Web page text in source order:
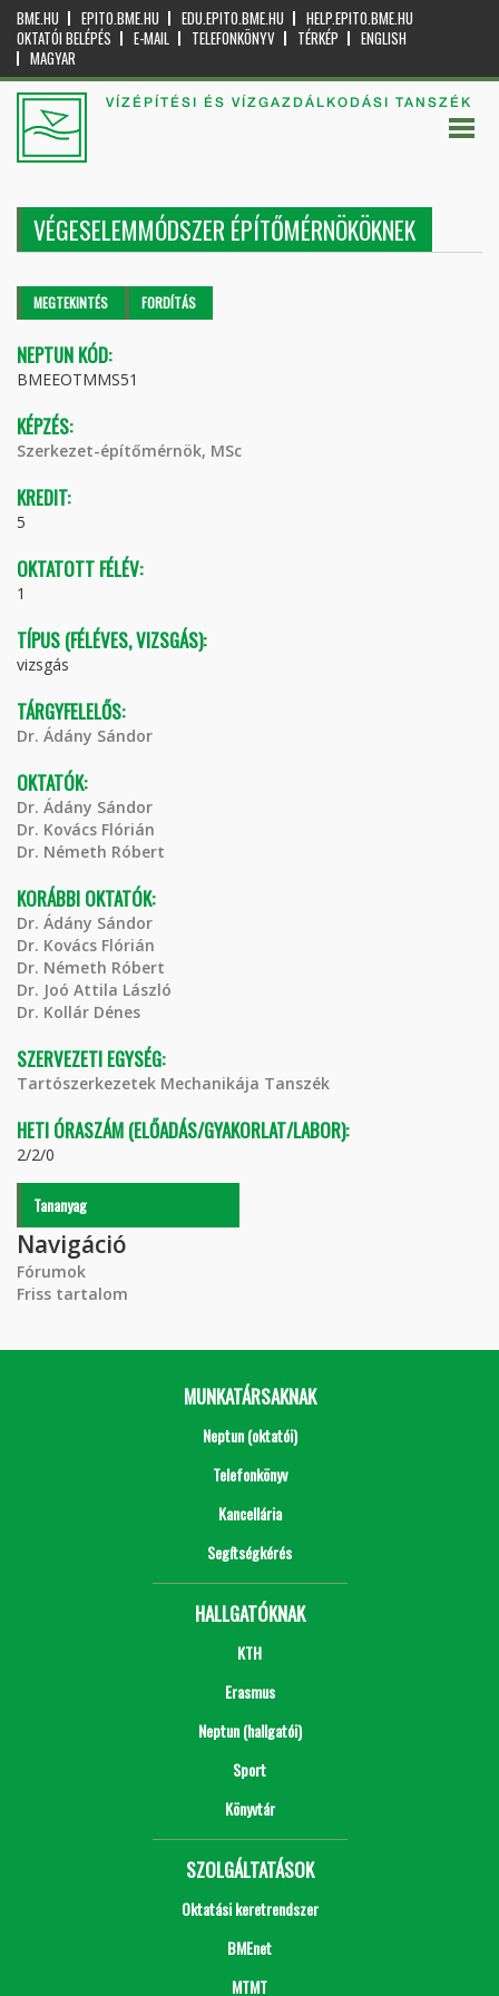
BME.HU EPITO.BME.HU EDU.EPITO.BME.HU
HELP.EPITO.BME.HU
OKTATÓI BELÉPÉS
E-MAIL TELEFONKÖNYV TÉRKÉP
ENGLISH
MAGYAR
VÍZÉPÍTÉSI ÉS VÍZGAZDÁLKODÁSI TANSZÉK
VÉGESELEMMÓDSZER ÉPÍTŐMÉRNÖKÖKNEK
Elsődleges fülek
MEGTEKINTÉS (AKTÍVFORDÍTÁS
NEPTUN KÓD:
BMEEOTMMS51
KÉPZÉS:
Szerkezet-építőmérnök, MSc
KREDIT:
5
OKTATOTT FÉLÉV:
1
TÍPUS (FÉLÉVES, VIZSGÁS):
vizsgás
TÁRGYFELELŐS:
Dr. Ádány Sándor
OKTATÓK:
Dr. Ádány Sándor
Dr. Kovács Flórián
Dr. Németh Róbert
KORÁBBI OKTATÓK:
Dr. Ádány Sándor
Dr. Kovács Flórián
Dr. Németh Róbert
Dr. Joó Attila László
Dr. Kollár Dénes
SZERVEZETI EGYSÉG:
Tartószerkezetek Mechanikája Tanszék
HETI ÓRASZÁM (ELŐADÁS/GYAKORLAT/LABOR):
2/2/0
Tananyag
Navigáció
Fórumok
Friss tartalom
MUNKATÁRSAKNAK
Neptun (oktatói)
Telefonkönyv
Kancellária
Segítségkérés
HALLGATÓKNAK
KTH
Erasmus
Neptun (hallgatói)
Sport
Könyvtár
SZOLGÁLTATÁSOK
Oktatási keretrendszer
BMEnet
MTMT